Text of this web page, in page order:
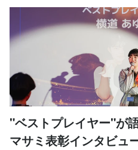
"ベストプレイヤー"が
マサミ表彰インタビュ